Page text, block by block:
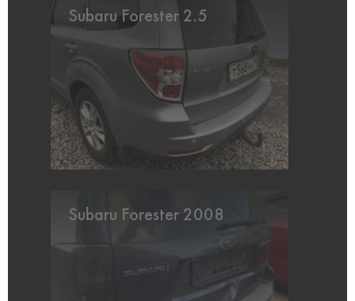
Subaru Forester 2.5
Subaru Forester 2008